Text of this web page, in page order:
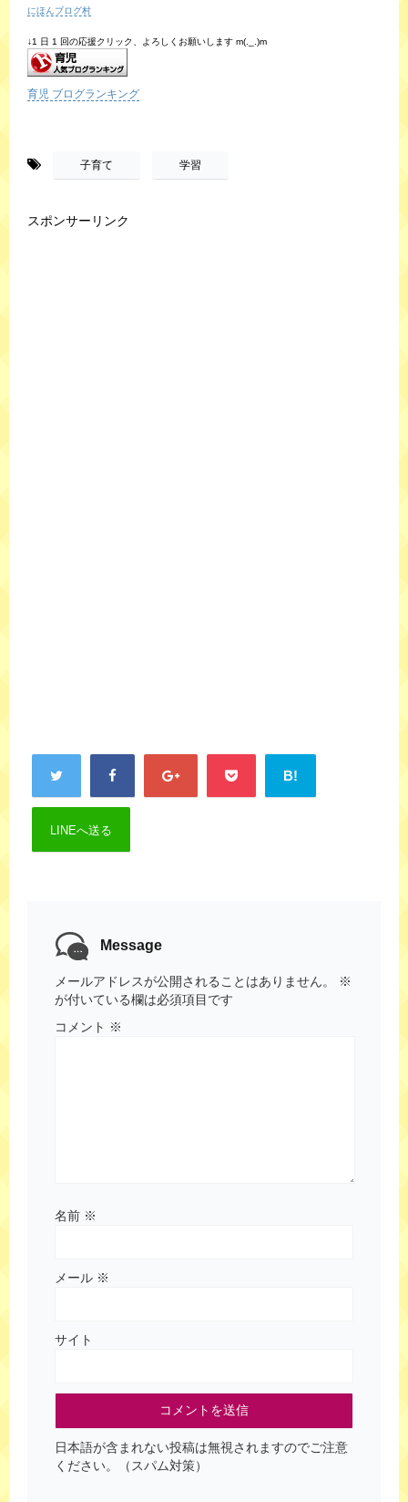
にほんブログ村
↓1 日 1 回の応援クリック、よろしくお願いします m(._.)m
育児 ブログランキング
子育て 学習
スポンサーリンク
B!
LINEへ送る
Message
メールアドレスが公開されることはありません。
※
が付いている欄は必須項目です
コメント ※
名前 ※
メール ※
サイト
日本語が含まれない投稿は無視されますのでご注意
ください。（スパム対策）